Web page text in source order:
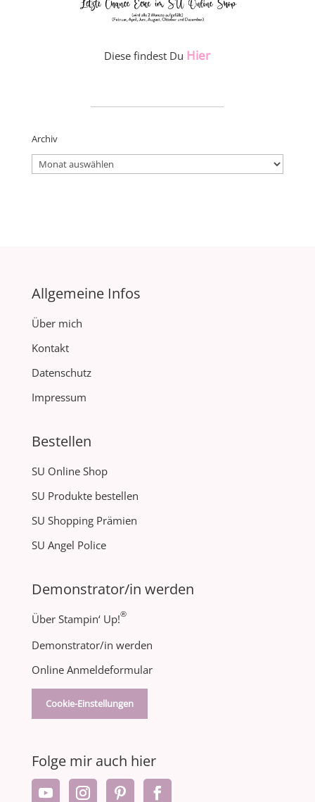
Diese findest Du Hier
Archiv
Archiv
Allgemeine Infos
Über mich
Kontakt
Datenschutz
Impressum
Bestellen
SU Online Shop
SU Produkte bestellen
SU Shopping Prämien
SU Angel Police
Demonstrator/in werden
Über Stampin‘ Up!®
Demonstrator/in werden
Online Anmeldeformular
Cookie-Einstellungen
Folge mir auch hier